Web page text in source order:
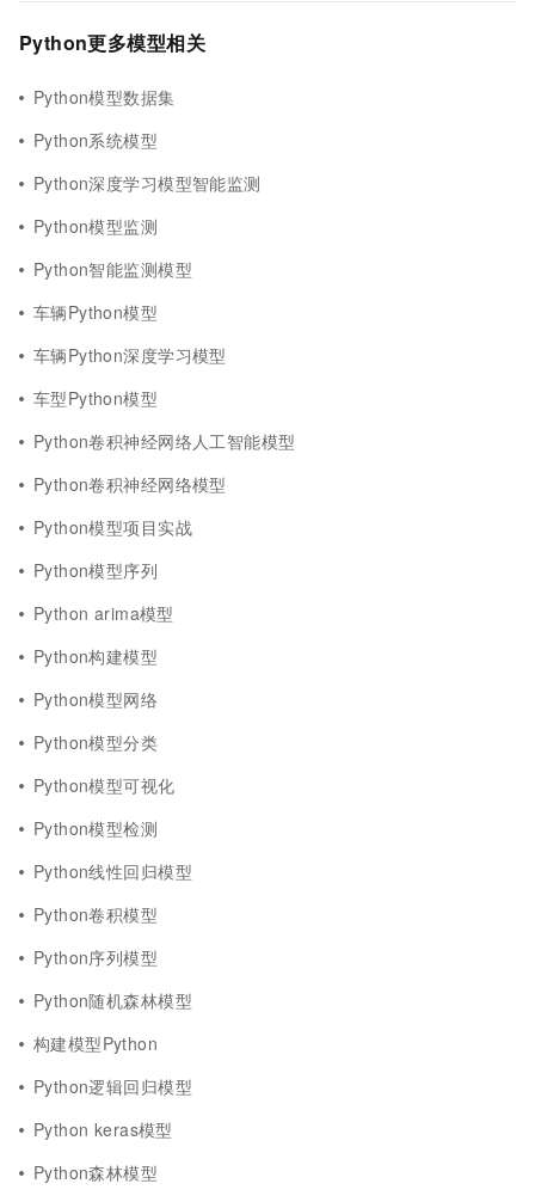
Python更多模型相关
Python模型数据集
Python系统模型
Python深度学习模型智能监测
Python模型监测
Python智能监测模型
车辆Python模型
车辆Python深度学习模型
车型Python模型
Python卷积神经网络人工智能模型
Python卷积神经网络模型
Python模型项目实战
Python模型序列
Python arima模型
Python构建模型
Python模型网络
Python模型分类
Python模型可视化
Python模型检测
Python线性回归模型
Python卷积模型
Python序列模型
Python随机森林模型
构建模型Python
Python逻辑回归模型
Python keras模型
Python森林模型